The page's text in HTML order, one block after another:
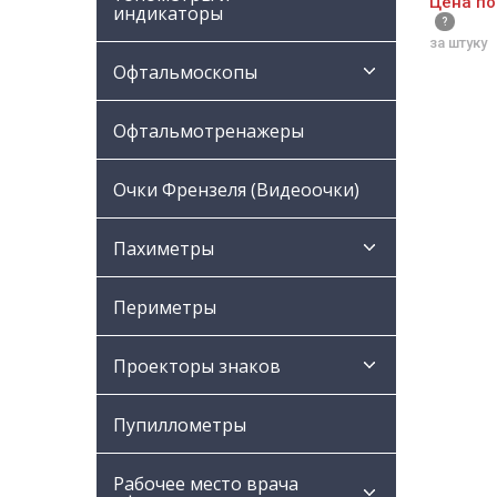
индикаторы
Офтальмоскопы
Офтальмотренажеры
Очки Френзеля (Видеоочки)
Пахиметры
Периметры
Проекторы знаков
Пупиллометры
Рабочее место врача
за штуку